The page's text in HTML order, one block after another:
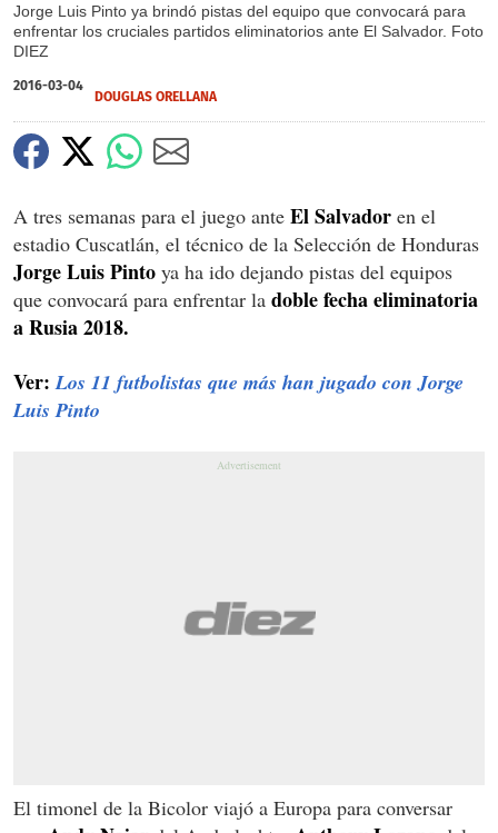
Jorge Luis Pinto ya brindó pistas del equipo que convocará para
enfrentar los cruciales partidos eliminatorios ante El Salvador. Foto
DIEZ
2016-03-04
DOUGLAS ORELLANA
A tres semanas para el juego ante El Salvador en el
estadio Cuscatlán, el técnico de la Selección de Honduras
Jorge Luis Pinto ya ha ido dejando pistas del equipos
que convocará para enfrentar la doble fecha eliminatoria
a Rusia 2018.
Ver:Los 11 futbolistas que más han jugado con Jorge
Luis Pinto
El timonel de la Bicolor viajó a Europa para conversar